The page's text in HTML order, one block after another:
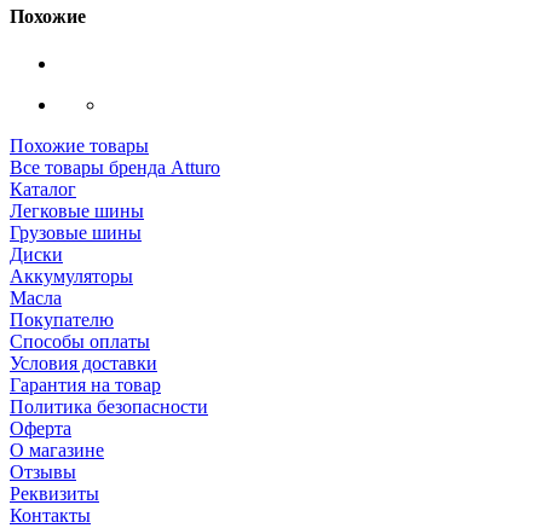
Похожие
Похожие товары
Все товары бренда Atturo
Каталог
Легковые шины
Грузовые шины
Диски
Аккумуляторы
Масла
Покупателю
Способы оплаты
Условия доставки
Гарантия на товар
Политика безопасности
Оферта
О магазине
Отзывы
Реквизиты
Контакты